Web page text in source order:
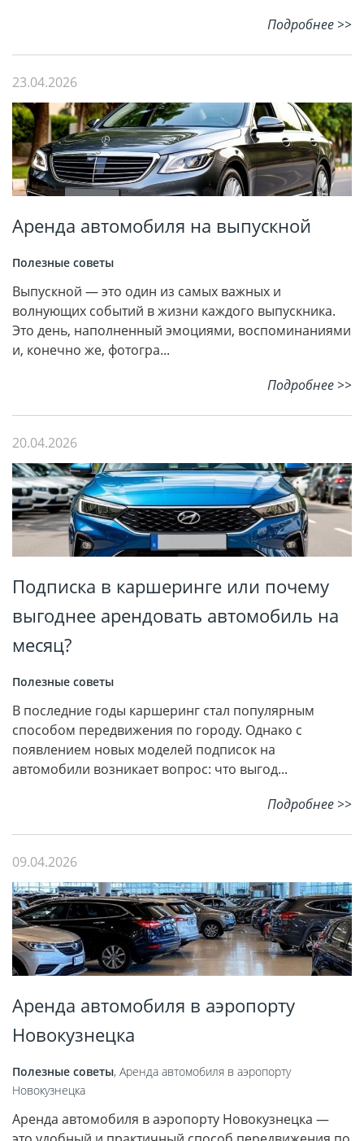
Подробнее >>
23.04.2026
Аренда автомобиля на выпускной
Полезные советы
Выпускной — это один из самых важных и
волнующих событий в жизни каждого выпускника.
Это день, наполненный эмоциями, воспоминаниями
и, конечно же, фотогра...
Подробнее >>
20.04.2026
Подписка в каршеринге или почему
выгоднее арендовать автомобиль на
месяц?
Полезные советы
В последние годы каршеринг стал популярным
способом передвижения по городу. Однако с
появлением новых моделей подписок на
автомобили возникает вопрос: что выгод...
Подробнее >>
09.04.2026
Аренда автомобиля в аэропорту
Новокузнецка
Полезные советы, Аренда автомобиля в аэропорту
Новокузнецка
Аренда автомобиля в аэропорту Новокузнецка —